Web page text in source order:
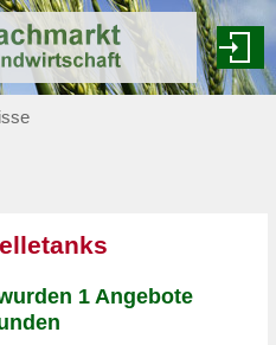
1 Angebote